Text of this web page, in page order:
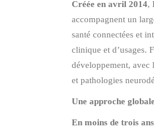
Créée en avril 2014,
accompagnent un
santé connectées et
clinique et d’usages.
développement, avec
et pathologies
Une approche
En moins de trois